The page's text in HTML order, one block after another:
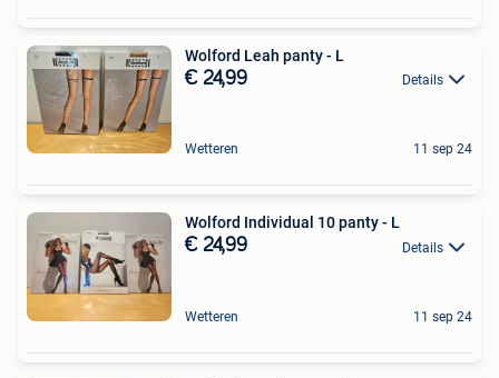
Wolford Leah panty - L
€ 24,99 Details
Wetteren 11 sep 24
Wolford Individual 10 panty - L
€ 24,99 Details
Wetteren 11 sep 24